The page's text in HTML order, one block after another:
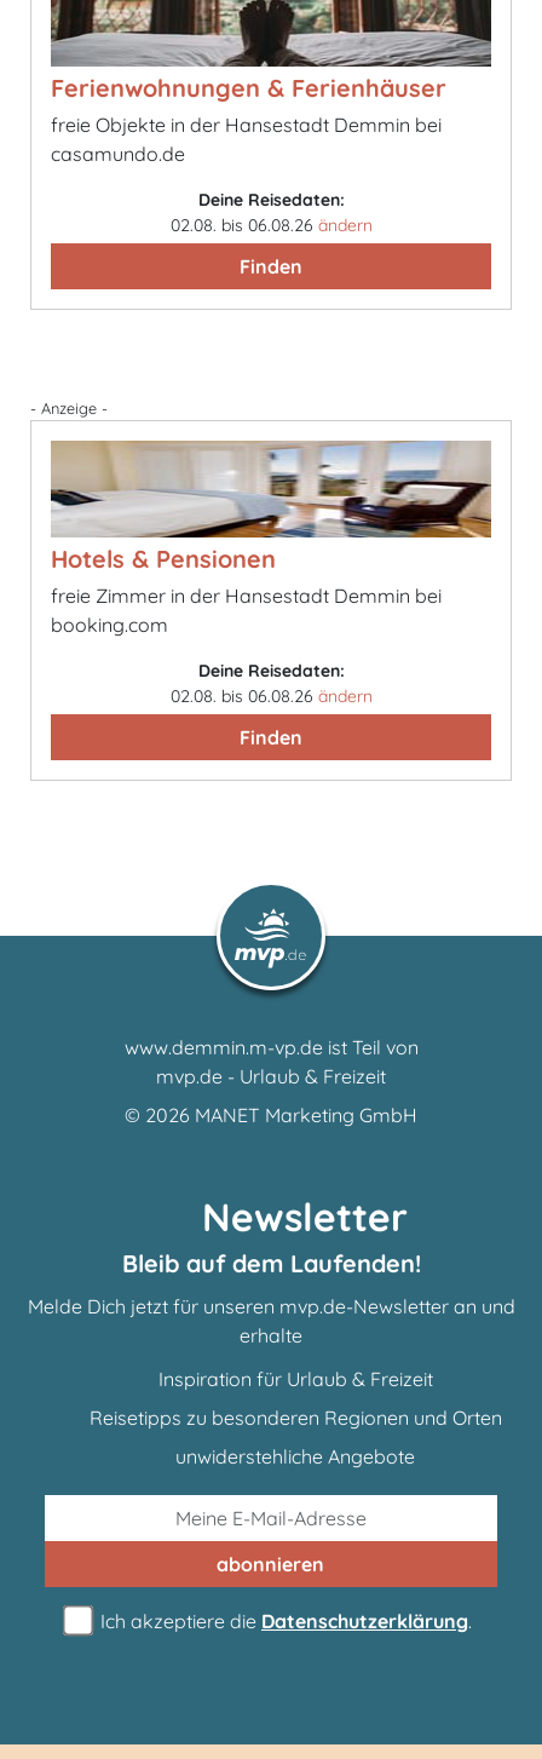
Ferienwohnungen & Ferienhäuser
freie Objekte in der Hansestadt Demmin bei
casamundo.de
Deine Reisedaten:
02.08. bis 06.08.26 ändern
Finden
- Anzeige -
Hotels & Pensionen
freie Zimmer in der Hansestadt Demmin bei
booking.com
Deine Reisedaten:
02.08. bis 06.08.26 ändern
Finden
www.demmin.m-vp.de ist Teil von
mvp.de - Urlaub & Freizeit
© 2026 MANET Marketing GmbH
Newsletter
Bleib auf dem Laufenden!
Melde Dich jetzt für unseren mvp.de-Newsletter an und
erhalte
Inspiration für Urlaub & Freizeit
Reisetipps zu besonderen Regionen und Orten
unwiderstehliche Angebote
abonnieren
Ich akzeptiere die Datenschutzerklärung.